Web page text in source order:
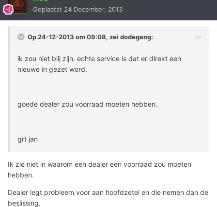
Geplaatst 24 December, 2013
Op 24-12-2013 om 09:08, zei dodegang:
ik zou niet blij zijn. echte service is dat er direkt een
nieuwe in gezet word.
goede dealer zou voorraad moeten hebben.
grt jan
Ik zie niet in waarom een dealer een voorraad zou moeten
hebben.
Dealer legt probleem voor aan hoofdzetel en die nemen dan de
beslissing.